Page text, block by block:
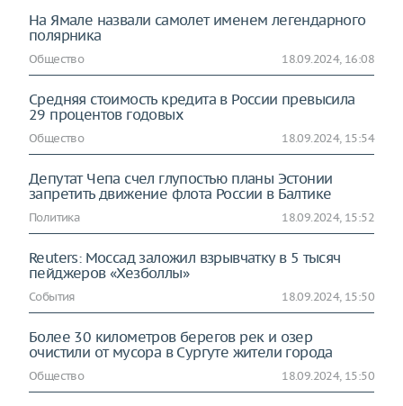
На Ямале назвали самолет именем легендарного
полярника
Общество 18.09.2024, 16:08
Средняя стоимость кредита в России превысила
29 процентов годовых
Общество 18.09.2024, 15:54
Депутат Чепа счел глупостью планы Эстонии
запретить движение флота России в Балтике
Политика 18.09.2024, 15:52
Reuters: Моссад заложил взрывчатку в 5 тысяч
пейджеров «Хезболлы»
События 18.09.2024, 15:50
Более 30 километров берегов рек и озер
очистили от мусора в Сургуте жители города
Общество 18.09.2024, 15:50